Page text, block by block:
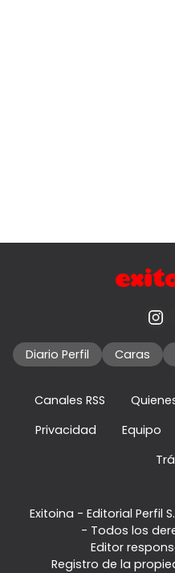
Diario Perfil Caras
Canales RSS
Privacidad
Equipo
Exitoina - Editorial Perfil
- Todos los
Editor
Registro de la